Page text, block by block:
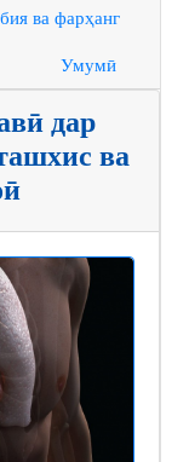
ва фарҳанг
Умумӣ
дар
ва